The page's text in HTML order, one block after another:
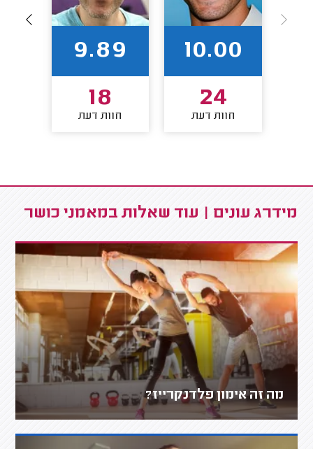
10.00
24
חוות דעת
9.89
18
חוות דעת
מידרג עונים | עוד שאלות במאמני כושר
מה זה אימון פלדנקרייז?